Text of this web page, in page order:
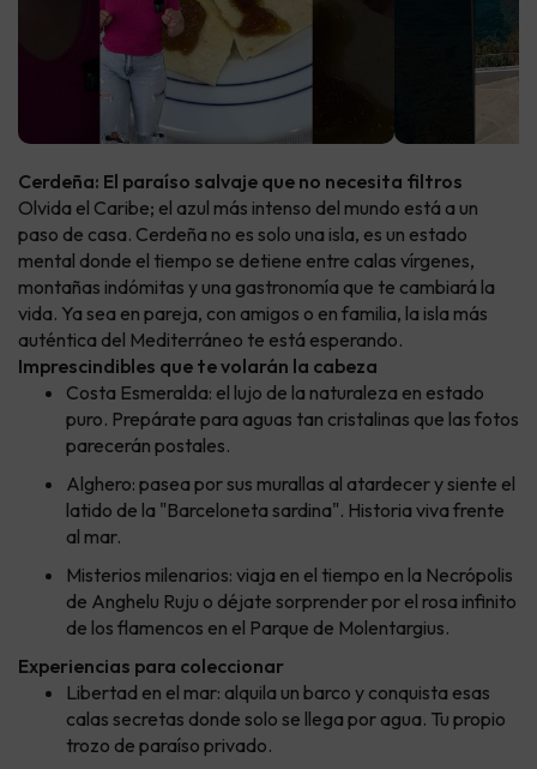
Cerdeña: El paraíso salvaje que no necesita filtros
Olvida el Caribe; el azul más intenso del mundo está a un
paso de casa. Cerdeña no es solo una isla, es un estado
mental donde el tiempo se detiene entre calas vírgenes,
montañas indómitas y una gastronomía que te cambiará la
vida. Ya sea en pareja, con amigos o en familia, la isla más
auténtica del Mediterráneo te está esperando.
Imprescindibles que te volarán la cabeza
Costa Esmeralda: el lujo de la naturaleza en estado
puro. Prepárate para aguas tan cristalinas que las fotos
parecerán postales.
Alghero: pasea por sus murallas al atardecer y siente el
latido de la "Barceloneta sardina". Historia viva frente
al mar.
Misterios milenarios: viaja en el tiempo en la Necrópolis
de Anghelu Ruju o déjate sorprender por el rosa infinito
de los flamencos en el Parque de Molentargius.
Experiencias para coleccionar
Libertad en el mar: alquila un barco y conquista esas
calas secretas donde solo se llega por agua. Tu propio
trozo de paraíso privado.